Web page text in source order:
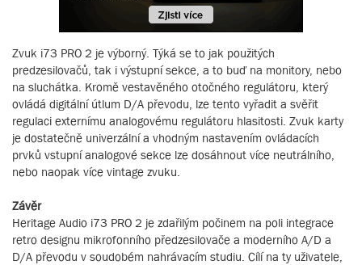
Zvuk i73 PRO 2 je výborný. Týká se to jak použitých
predzesilovačů, tak i výstupní sekce, a to buď na monitory, nebo
na sluchátka. Kromě vestavěného otočného regulátoru, který
ovládá digitální útlum D/A převodu, lze tento vyřadit a svěřit
regulaci externímu analogovému regulátoru hlasitosti. Zvuk karty
je dostatečně univerzální a vhodným nastavením ovládacích
prvků vstupní analogové sekce lze dosáhnout více neutrálního,
nebo naopak více vintage zvuku.
Závěr
Heritage Audio i73 PRO 2 je zdařilým počinem na poli integrace
retro designu mikrofonního předzesilovače a moderního A/D a
D/A převodu v soudobém nahrávacím studiu. Cílí na ty uživatele,